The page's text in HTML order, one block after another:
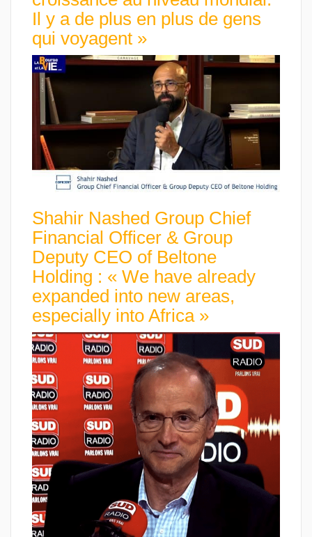
Il y a de plus en plus de gens
qui voyagent »
Shahir Nashed Group Chief
Financial Officer & Group
Deputy CEO of Beltone
Holding : « We have already
expanded into new areas,
especially into Africa »